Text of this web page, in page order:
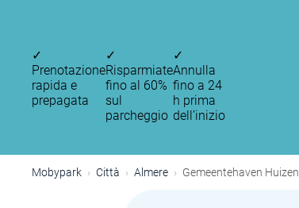
✓
Prenotazione
rapida e
prepagata
✓
Risparmiate
fino al 60%
sul
parcheggio
✓
Annulla
fino a 24
h prima
dell’inizio
Mobypark Città Almere Gemeentehaven Huizen